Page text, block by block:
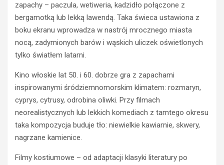
zapachy – paczula, wetiweria, kadzidło połączone z
bergamotką lub lekką lawendą. Taka świeca ustawiona z
boku ekranu wprowadza w nastrój mrocznego miasta
nocą, zadymionych barów i wąskich uliczek oświetlonych
tylko światłem latarni.
Kino włoskie lat 50. i 60. dobrze gra z zapachami
inspirowanymi śródziemnomorskim klimatem: rozmaryn,
cyprys, cytrusy, odrobina oliwki. Przy filmach
neorealistycznych lub lekkich komediach z tamtego okresu
taka kompozycja buduje tło: niewielkie kawiarnie, skwery,
nagrzane kamienice.
Filmy kostiumowe – od adaptacji klasyki literatury po